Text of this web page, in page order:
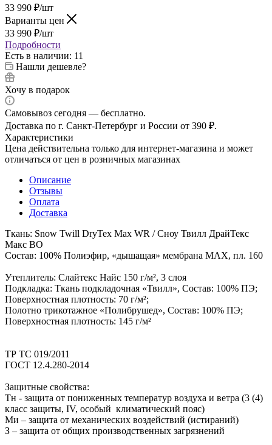
33 990 ₽/шт
Варианты цен
33 990 ₽/шт
Подробности
Есть в наличии: 11
Нашли дешевле?
Хочу в подарок
Самовывоз сегодня — бесплатно.
Доставка по г. Санкт-Петербург и России от 390 ₽.
Характеристики
Цена действительна только для интернет-магазина и может
отличаться от цен в розничных магазинах
Описание
Отзывы
Оплата
Доставка
Ткань: Snow Twill DryTex Max WR / Сноу Твилл ДрайТекс
Макс ВО
Состав: 100% Полиэфир, «дышащая» мембрана MAX, пл. 160
Утеплитель: Слайтекс Найс 150 г/м², 3 слоя
Подкладка: Ткань подкладочная «Твилл», Состав: 100% ПЭ;
Поверхностная плотность: 70 г/м²;
Полотно трикотажное «Полибрушед», Состав: 100% ПЭ;
Поверхностная плотность: 145 г/м²
ТР ТС 019/2011
ГОСТ 12.4.280-2014
Защитные свойства:
Тн - защита от пониженных температур воздуха и ветра (3 (4)
класс защиты, IV, особый климатический пояс)
Ми – защита от механических воздействий (истираний)
З – защита от общих производственных загрязнений